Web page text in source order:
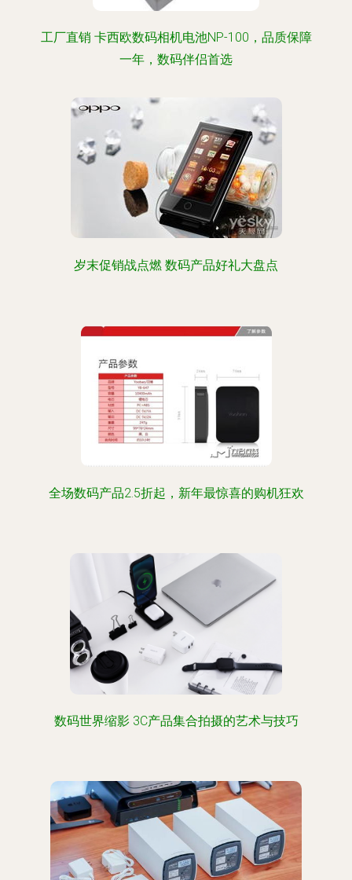
工厂直销 卡西欧数码相机电池NP-100，品质保障
一年，数码伴侣首选
岁末促销战点燃 数码产品好礼大盘点
全场数码产品2.5折起，新年最惊喜的购机狂欢
数码世界缩影 3C产品集合拍摄的艺术与技巧